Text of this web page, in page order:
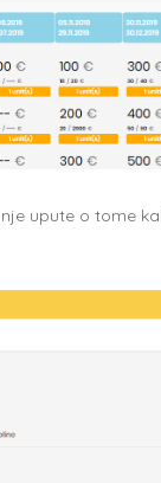
upute o tome